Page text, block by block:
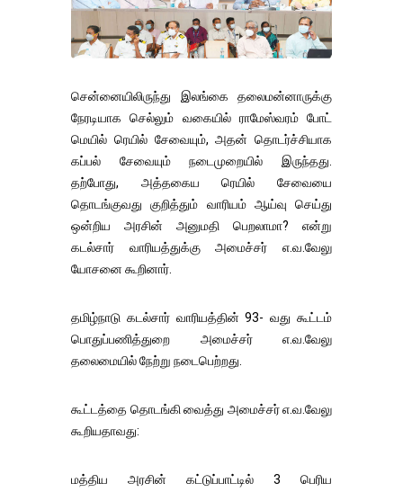
சென்னையிலிருந்து இலங்கை தலைமன்னாருக்கு
நேரடியாக செல்லும் வகையில் ராமேஸ்வரம் போட்
மெயில் ரெயில் சேவையும், அதன் தொடர்ச்சியாக
கப்பல் சேவையும் நடைமுறையில் இருந்தது.
தற்போது, அத்தகைய ரெயில் சேவையை
தொடங்குவது குறித்தும் வாரியம் ஆய்வு செய்து
ஒன்றிய அரசின் அனுமதி பெறலாமா? என்று
கடல்சார் வாரியத்துக்கு அமைச்சர் எ.வ.வேலு
யோசனை கூறினார்.
தமிழ்நாடு கடல்சார் வாரியத்தின் 93- வது கூட்டம்
பொதுப்பணித்துறை அமைச்சர் எ.வ.வேலு
தலைமையில் நேற்று நடைபெற்றது.
கூட்டத்தை தொடங்கி வைத்து அமைச்சர் எ.வ.வேலு
கூறியதாவது:
மத்திய அரசின் கட்டுப்பாட்டில் 3 பெரிய